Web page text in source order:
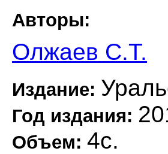
Авторы:
Олжаев С.Т.
Издание:
Год издания:
Объем: 4с.